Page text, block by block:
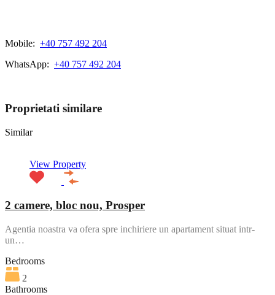
Mobile: +40 757 492 204
WhatsApp: +40 757 492 204
Proprietati similare
Similar
View Property
2 camere, bloc nou, Prosper
Agentia noastra va ofera spre inchiriere un apartament situat intr-
un…
Bedrooms
2
Bathrooms